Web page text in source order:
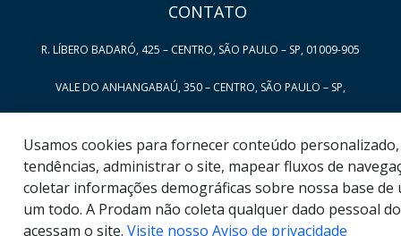
CONTATO
R. LÍBERO BADARÓ, 425 – CENTRO, SÃO PAULO – SP, 01009-905
VALE DO ANHANGABAÚ, 350 – CENTRO, SÃO PAULO – SP,
SERVICE DESK: 0800 722 7677
VENDAS: SOLUCOES@PRODAM.SP.GOV.BR
Usamos cookies para fornecer conteúdo
tendências, administrar o site, mapear fluxos de
coletar informações demográficas sobre nossa base de
um todo. A Prodam não coleta qualquer dado pessoal
acessam o site. Visite nosso Aviso de privacidade